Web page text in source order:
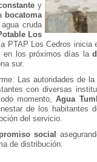
y
bocatoma
cruda
Los
PTAP Los Cedros inicia
en los próximos días la
sur.
Las autoridades de
con diversas
momento,Agua
de los habitantes
del servicio.
social
de distribución.